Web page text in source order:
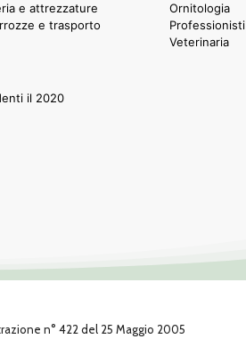
e attrezzature
e trasporto
il 2020
Ornitologia
Professionisti
Veterinaria
n° 422 del 25 Maggio 2005